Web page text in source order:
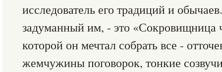
исследователь его традиций и
задуманный им, - это «Сокровищница
которой он мечтал собрать все -
жемчужины поговорок, тонкие